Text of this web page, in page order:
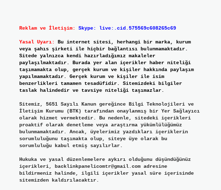
Reklam ve İletişim: Skype: live:.cid.575569c608265c69
Yasal Uyarı:
Bu internet sitesi, herhangi bir marka, kurum
veya şahıs şirketi ile hiçbir bağlantısı bulunmamaktadır.
Sitede yalnızca kendi hazırladığımız makaleler
paylaşılmaktadır. Burada yer alan içerikler haber niteliği
taşımamakta olup, gerçek kurum ve kişiler hakkında paylaşım
yapılmamaktadır. Gerçek kurum ve kişiler ile isim
benzerlikleri tamamen tesadüfidir. Sitemizdeki bilgiler
taslak halindedir ve tavsiye niteliği taşımazlar.
Sitemiz, 5651 Sayılı Kanun gereğince Bilgi Teknolojileri ve
İletişim Kurumu (BTK) tarafından onaylanmış bir Yer Sağlayıcı
olarak hizmet vermektedir. Bu nedenle, sitedeki içerikleri
proaktif olarak denetleme veya araştırma yükümlülüğümüz
bulunmamaktadır. Ancak, üyelerimiz yazdıkları içeriklerin
sorumluluğunu taşımakta olup, siteye üye olarak bu
sorumluluğu kabul etmiş sayılırlar.
Hukuka ve yasal düzenlemelere aykırı olduğunu düşündüğünüz
içerikleri, backlinkpanelicomtr@gmail.comadresine
bildirmeniz halinde, ilgili içerikler yasal süre içerisinde
sitemizden kaldırılacaktır.